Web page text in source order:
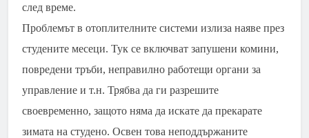
след време.
Проблемът в отоплителните системи излиза наяве през
студените месеци. Тук се включват запушени комини,
повредени тръби, неправилно работещи органи за
управление и т.н. Трябва да ги разрешите
своевременно, защото няма да искате да прекарате
зимата на студено. Освен това неподдържаните